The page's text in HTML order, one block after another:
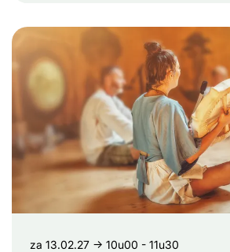
za 13.02.27 → 10u00 - 11u30